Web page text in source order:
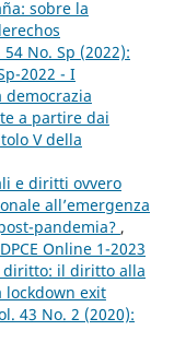
sobre la
54 No. Sp (2022):
2022 - I
democrazia
a partire dai
V della
e diritti ovvero
all’emergenza
pandemia? ,
Online 1-2023
diritto: il diritto alla
exit
43 No. 2 (2020):